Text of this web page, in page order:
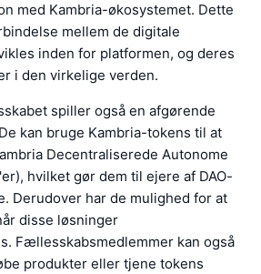
med Kambria-økosystemet. Dette
mellem de digitale
inden for platformen, og deres
i den virkelige verden.
spiller også en afgørende
kan bruge Kambria-tokens til at
Decentraliserede Autonome
hvilket gør dem til ejere af DAO-
Derudover har de mulighed for at
disse løsninger
Fællesskabsmedlemmer kan også
produkter eller tjene tokens